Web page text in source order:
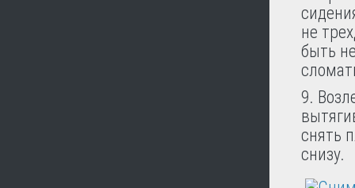
не
быть
9.
снять
снизу.